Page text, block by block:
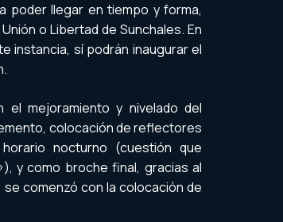
poder llegar en tiempo y forma,
o Libertad de Sunchales. En
instancia, sí podrán inaugurar el
mejoramiento y nivelado del
colocación de reflectores
nocturno (cuestión que
y como broche final, gracias al
se comenzó con la colocación de